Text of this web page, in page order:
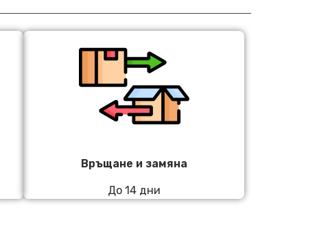
Връщане и замяна
До 14 дни